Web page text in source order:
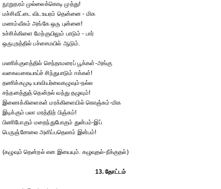
நூறுதரம் முல்லைக்கொடி முத்து!
மச்சிவீட்டை விடஉயரம் தென்னை - மிக
மணம்வீசும் அங்கே ஒரு புன்னை!
உச்சிக்கிளை மேற்குயிலும் பாடும் - பார்
ஒருபுறத்தில் பச்சைமயில் ஆடும்.
மணிக்குளத்தில் செந்தாமரைப் பூக்கள்-அங்கு
வகைவகையாய்ச் சிந்துபாடும் ஈக்கள்!
தணிக்கமுடி யாவியர்வைகழுவும்-நல்ல
சந்தனத்துத் தென்றல் வந்து தழுவும்!
இணைக்கிளைகள் மரக்கிளையில் கொஞ்சும்-மிக
இடிக்கும் பலா மரத்திற் பிஞ்சும்!
பிணிபோகும் மறைந்துபோகும் துன்பம்-இப்
பெருஞ்சோலை அளிப்பதெலாம் இன்பம்!
(கழுவும் தென்றல் என இயையும். கழுவுதல்-நீக்குதல்)
13. தோட்டம்